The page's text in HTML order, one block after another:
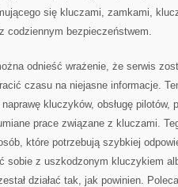
się kluczami, zamkami,
codziennym bezpieczeństwem.
odnieść wrażenie, że serwis
czasu na niejasne informacje.
kluczyków, obsługę pilotów,
prace związane z kluczami.
które potrzebują szybkiej
sobie z uszkodzonym kluczykiem
działać tak, jak powinien.